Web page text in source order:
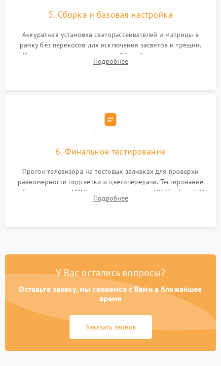
5. Сборка и базовая настройка
Аккуратная установка светорассеивателей и матрицы в
рамку без перекосов для исключения засветов и трещин.
Подключение внутренних шлейфов. Закрытие корпуса.
Сброс настроек и обновление программного обеспечения.
Подробнее
6. Финальное тестирование
Прогон телевизора на тестовых заливках для проверки
равномерности подсветки и цветопередачи. Тестирование
работы разъемов HDMI, динамиков, модуля Wi-Fi и Smart TV
в рабочем режиме в течение нескольких часов.
Подробнее
У Вас остались вопросы?
Оставьте заявку, мы свяжемся с Вами в ближайшее
время
Заказать звонок